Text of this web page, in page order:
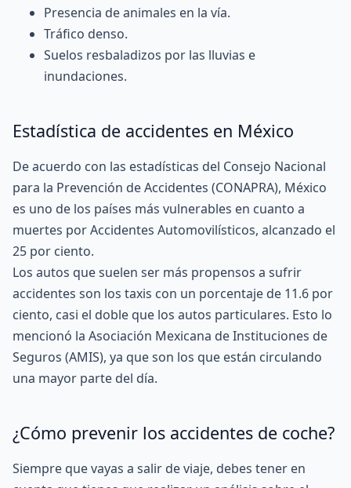
Presencia de animales en la vía.
Tráfico denso.
Suelos resbaladizos por las lluvias e
inundaciones.
Estadística de accidentes en México
De acuerdo con las estadísticas del Consejo Nacional
para la Prevención de Accidentes (CONAPRA), México
es uno de los países más vulnerables en cuanto a
muertes por Accidentes Automovilísticos, alcanzado el
25 por ciento.
Los autos que suelen ser más propensos a sufrir
accidentes son los taxis con un porcentaje de 11.6 por
ciento, casi el doble que los autos particulares. Esto lo
mencionó la Asociación Mexicana de Instituciones de
Seguros (AMIS), ya que son los que están circulando
una mayor parte del día.
¿Cómo prevenir los accidentes de coche?
Siempre que vayas a salir de viaje, debes tener en